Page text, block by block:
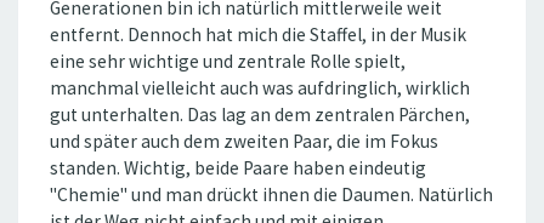
Generationen bin ich natürlich mittlerweile weit
entfernt. Dennoch hat mich die Staffel, in der Musik
eine sehr wichtige und zentrale Rolle spielt,
manchmal vielleicht auch was aufdringlich, wirklich
gut unterhalten. Das lag an dem zentralen Pärchen,
und später auch dem zweiten Paar, die im Fokus
standen. Wichtig, beide Paare haben eindeutig
''Chemie'' und man drückt ihnen die Daumen. Natürlich